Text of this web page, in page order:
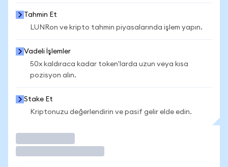
Tahmin Et
LUNRon ve kripto tahmin piyasalarında işlem yapın.
Vadeli İşlemler
50x kaldıraca kadar token'larda uzun veya kısa
pozisyon alın.
Stake Et
Kriptonuzu değerlendirin ve pasif gelir elde edin.